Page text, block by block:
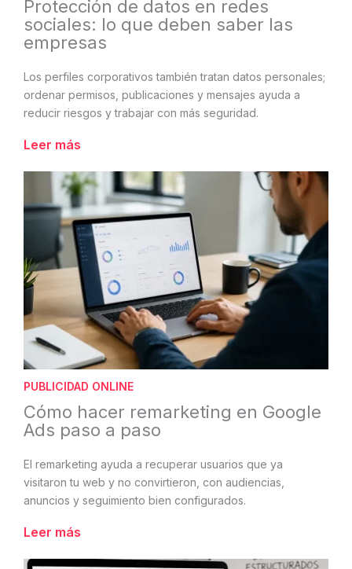
Protección de datos en redes
sociales: lo que deben saber las
empresas
Los perfiles corporativos también tratan datos personales;
ordenar permisos, publicaciones y mensajes ayuda a
reducir riesgos y trabajar con más seguridad.
Leer más
PUBLICIDAD ONLINE
Cómo hacer remarketing en Google
Ads paso a paso
El remarketing ayuda a recuperar usuarios que ya
visitaron tu web y no convirtieron, con audiencias,
anuncios y seguimiento bien configurados.
Leer más